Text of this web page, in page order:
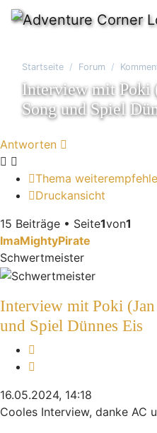
Startseite Forum
Interview mit Poki
Song und Spiel
Antworten
Thema
Druckansicht
15 Beiträge • Seite1von1
ImaMightyPirate
Schwertmeister
Interview mit Poki
und Spiel Dünnes Eis
16.05.2024, 14:18
Cooles Interview, danke AC